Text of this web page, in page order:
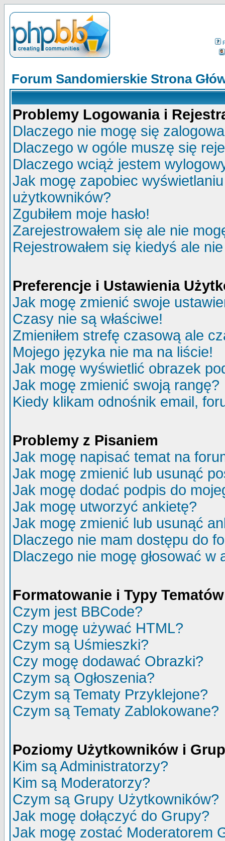
Forum Sandomierskie Strona
Problemy Logowania i
Dlaczego nie mogę się
Dlaczego w ogóle muszę się
Dlaczego wciąż jestem
Jak mogę zapobiec
użytkowników?
Zgubiłem moje hasło!
Zarejestrowałem się ale nie
Rejestrowałem się kiedyś ale
Preferencje i Ustawienia
Jak mogę zmienić swoje
Czasy nie są właściwe!
Zmieniłem strefę czasową ale
Mojego języka nie ma na liście!
Jak mogę wyświetlić obrazek
Jak mogę zmienić swoją rangę?
Kiedy klikam odnośnik email,
Problemy z Pisaniem
Jak mogę napisać temat na
Jak mogę zmienić lub usunąć
Jak mogę dodać podpis do
Jak mogę utworzyć ankietę?
Jak mogę zmienić lub usunąć
Dlaczego nie mam dostępu do
Dlaczego nie mogę głosować w
Formatowanie i Typy Tematów
Czym jest BBCode?
Czy mogę używać HTML?
Czym są Uśmieszki?
Czy mogę dodawać Obrazki?
Czym są Ogłoszenia?
Czym są Tematy Przyklejone?
Czym są Tematy Zablokowane?
Poziomy Użytkowników i
Kim są Administratorzy?
Kim są Moderatorzy?
Czym są Grupy Użytkowników?
Jak mogę dołączyć do Grupy?
Jak mogę zostać Moderatorem